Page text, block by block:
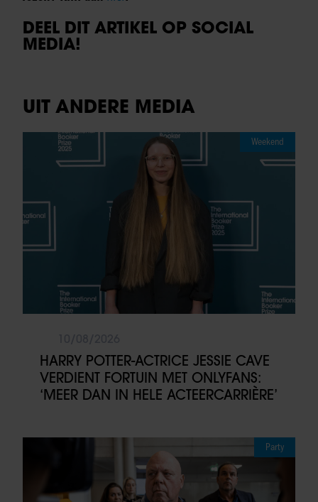
DEEL DIT ARTIKEL OP SOCIAL
MEDIA!
UIT ANDERE MEDIA
Weekend
HARRY POTTER-ACTRICE JESSIE CAVE
VERDIENT FORTUIN MET ONLYFANS:
‘MEER DAN IN HELE ACTEERCARRIÈRE’
Party